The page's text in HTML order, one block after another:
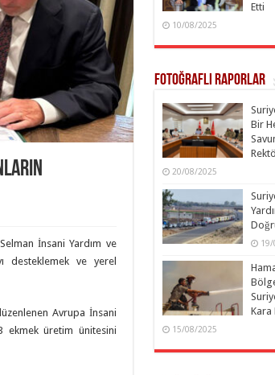
İnsani Yardım ve
desteklemek ve yerel
Avrupa İnsani
ekmek üretim ünitesini
Etti
10/08/2025
Fotoğraflı Raporlar
Bir
20/08/2025
19/
Kara
15/08/2025